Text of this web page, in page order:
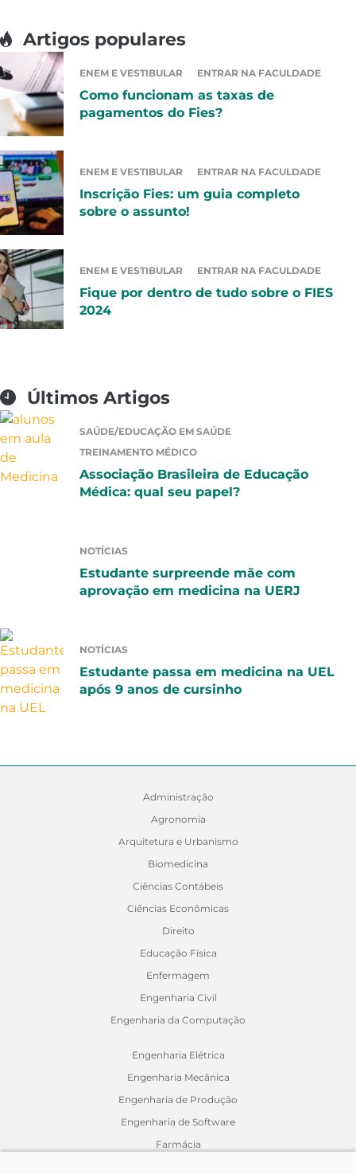
Artigos populares
ENEM E VESTIBULAR ENTRAR NA FACULDADE
Como funcionam as taxas de
pagamentos do Fies?
ENEM E VESTIBULAR ENTRAR NA FACULDADE
Inscrição Fies: um guia completo
sobre o assunto!
ENEM E VESTIBULAR ENTRAR NA FACULDADE
Fique por dentro de tudo sobre o FIES
2024
Últimos Artigos
SAÚDE/EDUCAÇÃO EM SAÚDE
TREINAMENTO MÉDICO
Associação Brasileira de Educação
Médica: qual seu papel?
NOTÍCIAS
Estudante surpreende mãe com
aprovação em medicina na UERJ
NOTÍCIAS
Estudante passa em medicina na UEL
após 9 anos de cursinho
Administração
Agronomia
Arquitetura e Urbanismo
Biomedicina
Ciências Contábeis
Ciências Econômicas
Direito
Educação Física
Enfermagem
Engenharia Civil
Engenharia da Computação
Engenharia Elétrica
Engenharia Mecânica
Engenharia de Produção
Engenharia de Software
Farmácia